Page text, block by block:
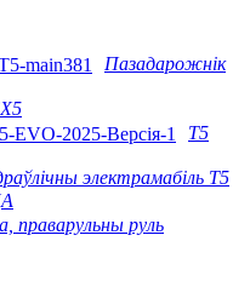
Пазадарожнік
T5
электрамабіль T5
праварульны руль